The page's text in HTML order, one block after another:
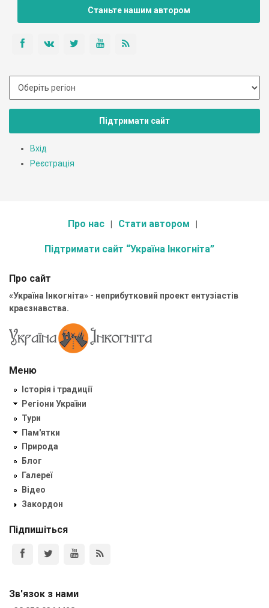
Станьте нашим автором
Підтримати сайт
Вхід
Реєстрація
Про нас Стати автором
Підтримати сайт “Україна Інкогніта”
Про сайт
«Україна Інкогніта» - неприбутковий проект ентузіастів
краєзнавства.
Меню
Історія і традиції
Регіони України
Тури
Пам'ятки
Природа
Блог
Галереї
Відео
Закордон
Підпишіться
Зв'язок з нами